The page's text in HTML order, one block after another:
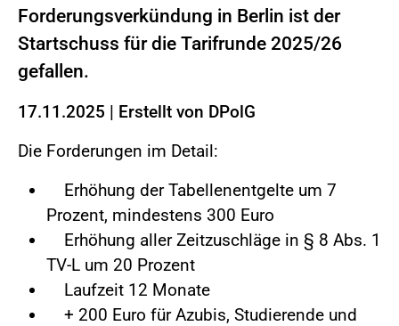
Forderungsverkündung in Berlin ist der
Startschuss für die Tarifrunde 2025/26
gefallen.
17.11.2025 | Erstellt von DPolG
Die Forderungen im Detail:
Erhöhung der Tabellenentgelte um 7
Prozent, mindestens 300 Euro
Erhöhung aller Zeitzuschläge in § 8 Abs. 1
TV-L um 20 Prozent
Laufzeit 12 Monate
+ 200 Euro für Azubis, Studierende und